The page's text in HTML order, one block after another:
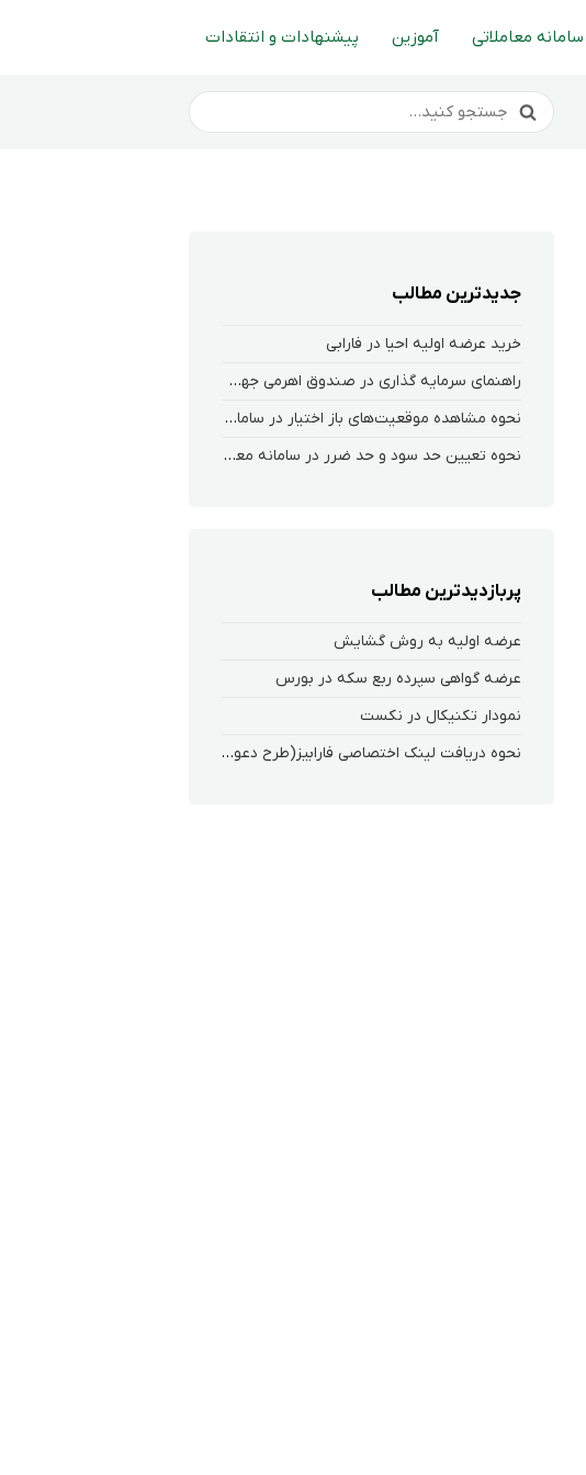
سامانه معاملاتی آموزین پیشنهادات و انتقادات
جدیدترین مطالب
خرید عرضه اولیه احیا در فارابی
راهنمای سرمایه گذاری در صندوق اهرمی جهش
نحوه‌ مشاهده‌ موقعیت‌های باز اختیار در سامانه هلیوم و نکست
نحوه تعیین حد سود و حد ضرر در سامانه معاملاتی کارگزاری فارابی
پربازدیدترین مطالب
عرضه اولیه به روش گشایش
عرضه گواهی سپرده ربع سکه در بورس
نمودار تکنیکال در نکست
نحوه دریافت لینک اختصاصی فارابیز(طرح دعوت از دوستان)